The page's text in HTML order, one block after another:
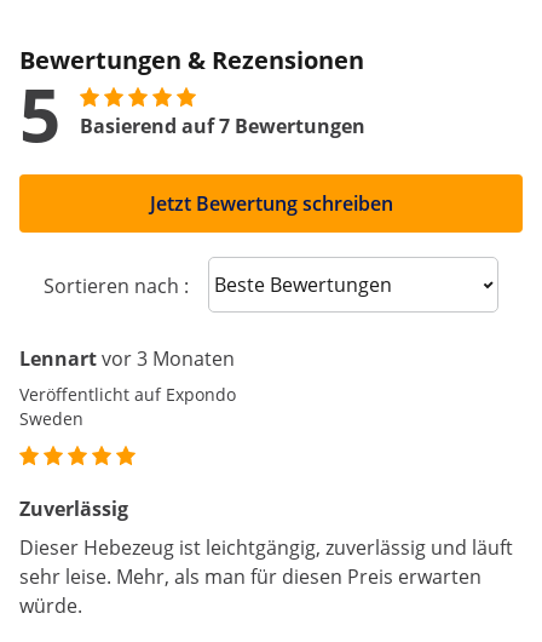
Bewertungen & Rezensionen
5 Basierend auf 7 Bewertungen
Jetzt Bewertung schreiben
Sortieren nach : Sort reviews
Lennartvor 3 Monaten
Veröffentlicht auf Expondo
Sweden
Zuverlässig
Dieser Hebezeug ist leichtgängig, zuverlässig und läuft
sehr leise. Mehr, als man für diesen Preis erwarten
würde.